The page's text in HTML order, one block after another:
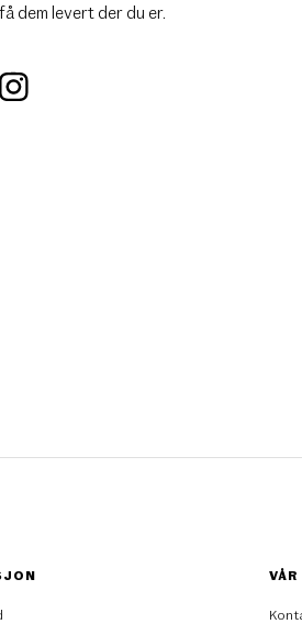
dem levert der du er.
VÅR